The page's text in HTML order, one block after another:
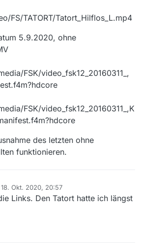
FS/TATORT/Tatort_Hilflos_L.mp4
5.9.2020, ohne
FSK/video_fsk12_20160311_,
FSK/video_fsk12_20160311_,K
des letzten ohne
funktionieren.
18. Okt. 2020, 20:57
von
Links. Den Tatort hatte ich längst